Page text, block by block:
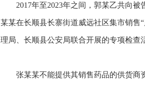
2017年至2023年之间，郭某乙共向被
某某在长顺县长寨街道威远社区集市销售
理局、长顺县公安局联合开展的专项检查
张某某不能提供其销售药品的供货商资